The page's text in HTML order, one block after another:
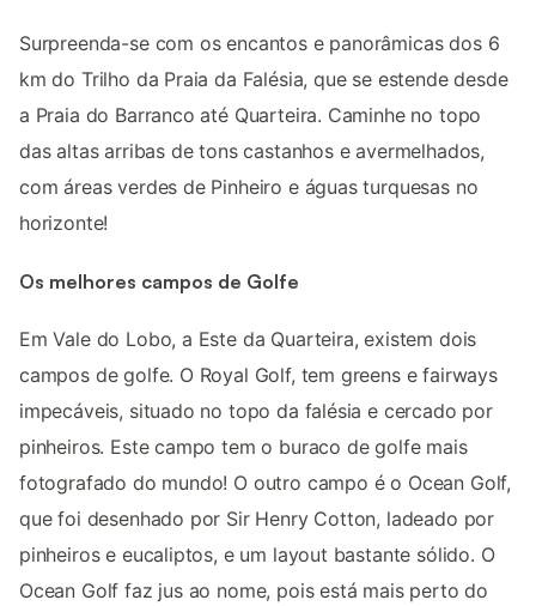
Surpreenda-se com os encantos e panorâmicas dos 6
km do Trilho da Praia da Falésia, que se estende desde
a Praia do Barranco até Quarteira. Caminhe no topo
das altas arribas de tons castanhos e avermelhados,
com áreas verdes de Pinheiro e águas turquesas no
horizonte!
Os melhores campos de Golfe
Em Vale do Lobo, a Este da Quarteira, existem dois
campos de golfe. O Royal Golf, tem greens e fairways
impecáveis, situado no topo da falésia e cercado por
pinheiros. Este campo tem o buraco de golfe mais
fotografado do mundo! O outro campo é o Ocean Golf,
que foi desenhado por Sir Henry Cotton, ladeado por
pinheiros e eucaliptos, e um layout bastante sólido. O
Ocean Golf faz jus ao nome, pois está mais perto do